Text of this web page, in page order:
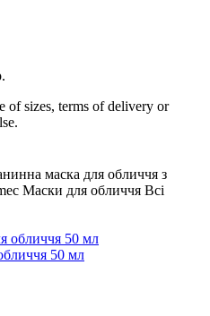
of sizes, terms of delivery or
маска для обличчя з
Маски для обличчя Всі
50 мл